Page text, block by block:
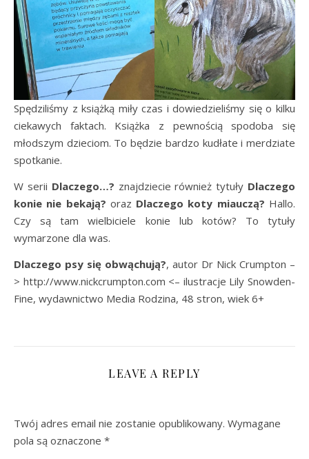
Spędziliśmy z książką miły czas i dowiedzieliśmy się o kilku
ciekawych faktach. Książka z pewnością spodoba się
młodszym dzieciom. To będzie bardzo kudłate i merdziate
spotkanie.
W serii Dlaczego…? znajdziecie również tytuły Dlaczego
konie nie bekają? oraz Dlaczego koty miauczą? Hallo.
Czy są tam wielbiciele konie lub kotów? To tytuły
wymarzone dla was.
Dlaczego psy się obwąchują?, autor Dr Nick Crumpton –
> http://www.nickcrumpton.com <– ilustracje Lily Snowden-
Fine, wydawnictwo Media Rodzina, 48 stron, wiek 6+
LEAVE A REPLY
Twój adres email nie zostanie opublikowany. Wymagane
pola są oznaczone *